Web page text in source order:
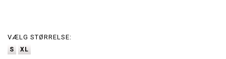
VÆLG STØRRELSE:
S XL